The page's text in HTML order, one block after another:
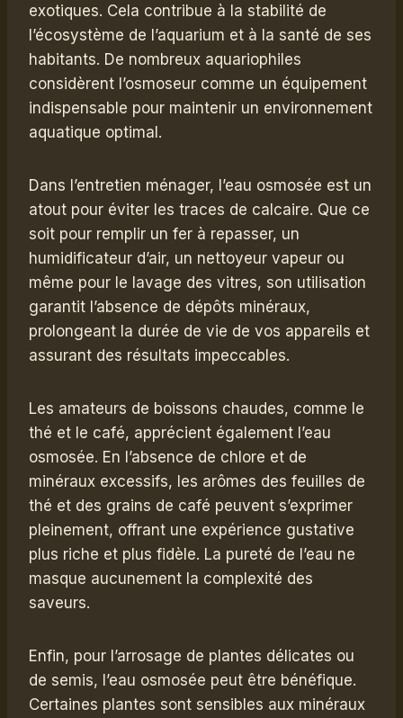
exotiques. Cela contribue à la stabilité de
l’écosystème de l’aquarium et à la santé de ses
habitants. De nombreux aquariophiles
considèrent l’osmoseur comme un équipement
indispensable pour maintenir un environnement
aquatique optimal.
Dans l’entretien ménager, l’eau osmosée est un
atout pour éviter les traces de calcaire. Que ce
soit pour remplir un fer à repasser, un
humidificateur d’air, un nettoyeur vapeur ou
même pour le lavage des vitres, son utilisation
garantit l’absence de dépôts minéraux,
prolongeant la durée de vie de vos appareils et
assurant des résultats impeccables.
Les amateurs de boissons chaudes, comme le
thé et le café, apprécient également l’eau
osmosée. En l’absence de chlore et de
minéraux excessifs, les arômes des feuilles de
thé et des grains de café peuvent s’exprimer
pleinement, offrant une expérience gustative
plus riche et plus fidèle. La pureté de l’eau ne
masque aucunement la complexité des
saveurs.
Enfin, pour l’arrosage de plantes délicates ou
de semis, l’eau osmosée peut être bénéfique.
Certaines plantes sont sensibles aux minéraux